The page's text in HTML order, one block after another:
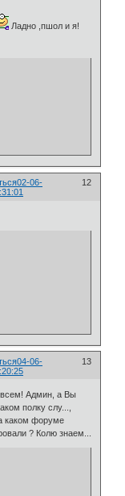
Ладно ,пшол и я!
12
02-06-
13
04-06-
всем! Админ, а Вы
полку слу...,
каком форуме
? Колю знаем...